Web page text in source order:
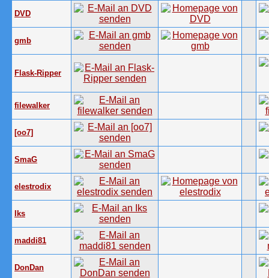
DVD
gmb
Flask-Ripper
filewalker
[oo7]
SmaG
elestrodix
Iks
maddi81
DonDan